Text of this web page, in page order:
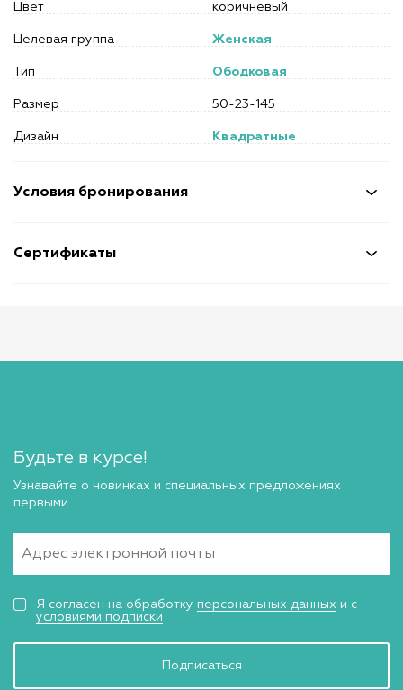
Условия бронирования
Сертификаты
Цвет коричневый
Целевая группа Женская
Тип Ободковая
Размер 50-23-145
Дизайн Квадратные
Будьте в курсе!
Узнавайте о новинках и специальных предложениях
первыми
Подписаться
Я согласен на обработку персональных данных и с
условиями подписки